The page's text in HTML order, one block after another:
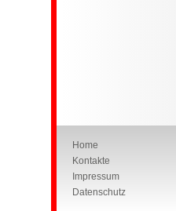
Home
Kontakte
Impressum
Datenschutz